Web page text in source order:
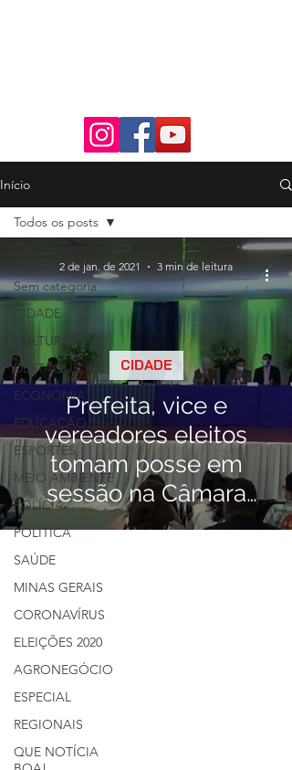
Início
Todos os posts
Sem categoria
CIDADE
CULTURA
DESTAQUE
ECONOMIA
EDUCAÇÃO
ESPORTES
MEIO AMBIENTE
POLÍCIA
POLÍTICA
SAÚDE
MINAS GERAIS
CORONAVÍRUS
ELEIÇÕES 2020
AGRONEGÓCIO
ESPECIAL
REGIONAIS
QUE NOTÍCIA
Todos os posts
Prefeita, vice e
vereadores eleitos
tomam posse em
sessão na Câmara
Municipal de Ibiá.
CIDADE
2 de jan. de 2021 3 min de leitura